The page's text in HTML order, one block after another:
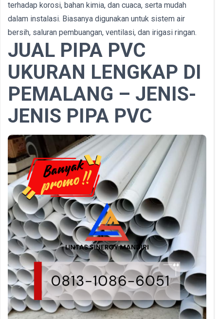
terhadap korosi, bahan kimia, dan cuaca, serta mudah
dalam instalasi. Biasanya digunakan untuk sistem air
bersih, saluran pembuangan, ventilasi, dan irigasi ringan.
JUAL PIPA PVC
UKURAN LENGKAP DI
PEMALANG – JENIS-
JENIS PIPA PVC